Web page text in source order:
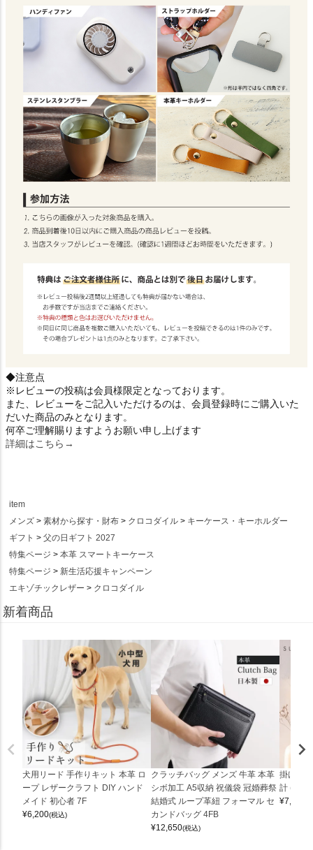
◆注意点
※レビューの投稿は会員様限定となっております。
また、レビューをご記入いただけるのは、会員登録時にご購入いた
だいた商品のみとなります。
何卒ご理解賜りますようお願い申し上げます
詳細はこちら→
item
メンズ
素材から探す・財布 クロコダイル
キーケース・キーホルダー
ギフト
父の日ギフト 2027
特集ページ
本革 スマートキーケース
特集ページ
新生活応援キャンペーン
エキゾチックレザー
クロコダイル
新着商品
犬用リード 手作りキット 本革 ロ
ープ レザークラフト DIY ハンド
メイド 初心者 7F
¥6,200(税込)
クラッチバッグ メンズ 牛革 本革
シボ加工 A5収納 祝儀袋 冠婚葬祭
結婚式 ループ革紐 フォーマル セ
カンドバッグ 4FB
¥12,650(税込)
掛け時
計
¥7,150